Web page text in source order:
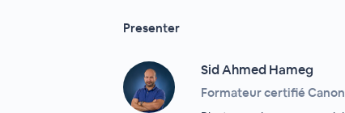
Presenter
Sid Ahmed Hameg
Formateur certifié Canon